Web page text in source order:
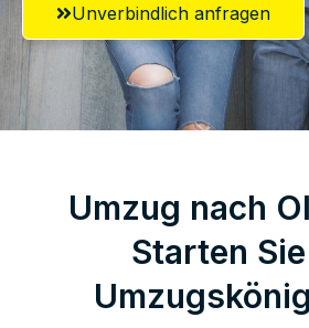
Unverbindlich anfragen
Umzug nach
Starten